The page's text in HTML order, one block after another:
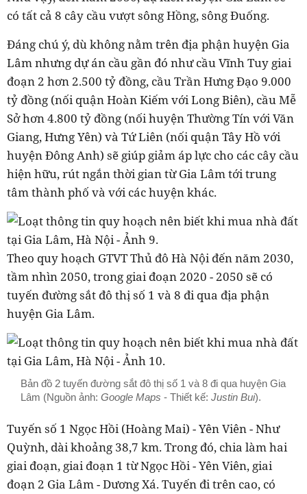
có tất cả 8 cây cầu vượt sông Hồng, sông Đuống.
Đáng chú ý, dù không nằm trên địa phận huyện Gia
Lâm nhưng dự án cầu gần đó như cầu Vĩnh Tuy giai
đoạn 2 hơn 2.500 tỷ đồng, cầu Trần Hưng Đạo 9.000
tỷ đồng (nối quận Hoàn Kiếm với Long Biên), cầu Mễ
Sở hơn 4.800 tỷ đồng (nối huyện Thường Tín với Văn
Giang, Hưng Yên) và Tứ Liên (nối quận Tây Hồ với
huyện Đông Anh) sẽ giúp giảm áp lực cho các cây cầu
hiện hữu, rút ngắn thời gian từ Gia Lâm tới trung
tâm thành phố và với các huyện khác.
Theo quy hoạch GTVT Thủ đô Hà Nội đến năm 2030,
tầm nhìn 2050, trong giai đoạn 2020 - 2050 sẽ có
tuyến đường sắt đô thị số 1 và 8 đi qua địa phận
huyện Gia Lâm.
Bản đồ 2 tuyến đường sắt đô thị số 1 và 8 đi qua huyện Gia
Lâm (Nguồn ảnh: Google Maps - Thiết kế: Justin Bui).
Tuyến số 1 Ngọc Hồi (Hoàng Mai) - Yên Viên - Như
Quỳnh, dài khoảng 38,7 km. Trong đó, chia làm hai
giai đoạn, giai đoạn 1 từ Ngọc Hồi - Yên Viên, giai
đoạn 2 Gia Lâm - Dương Xá. Tuyến đi trên cao, có